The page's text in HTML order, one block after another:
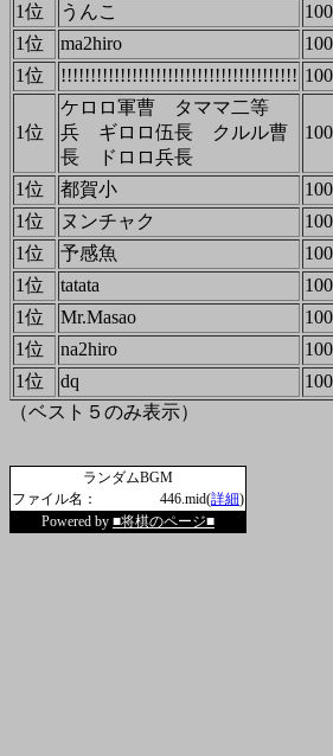
1位
うんこ
100
1位
ma2hiro
100
1位
!!!!!!!!!!!!!!!!!!!!!!!!!!!!!!!!!!!!!!!! 100
1位
ケロロ軍曹 タママ二等
兵 ギロロ伍長 クルル曹
長 ドロロ兵長
100
1位 都賀小 100
1位
ヌンチャク
100
1位
予感魚
100
1位
tatata
100
1位
Mr.Masao
100
1位
na2hiro
100
1位
dq
100
（ベスト５のみ表示）
ランダムBGM
ファイル名：
446.mid(詳細)
Powered by ■将棋のページ■